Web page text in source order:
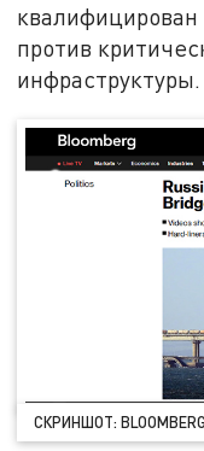
против
инфраструктуры.
СКРИНШОТ: